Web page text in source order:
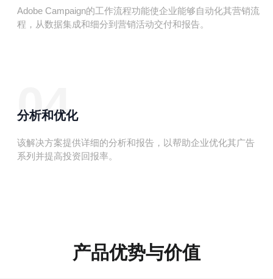
Adobe Campaign的工作流程功能使企业能够自动化其营销流
程，从数据集成和细分到营销活动交付和报告。
分析和优化
04
该解决方案提供详细的分析和报告，以帮助企业优化其广告
系列并提高投资回报率。
产品优势与价值